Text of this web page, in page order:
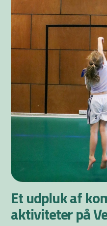
Et udpluk af
aktiviteter på